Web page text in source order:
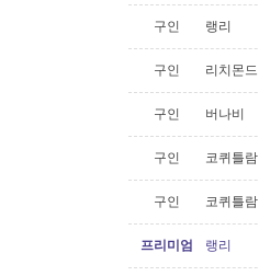
구인 랭리
구인 리치몬드
구인 버나비
구인 코퀴틀람
구인 코퀴틀람
프리미엄 랭리